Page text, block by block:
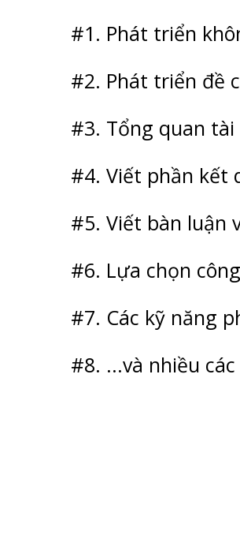
#1. Phát triển
#2. Phát triển đề
#3. Tổng quan
#4. Viết phần kết
#5. Viết bàn luận
#6. Lựa chọn
#7. Các kỹ năng
#8. ...và nhiều